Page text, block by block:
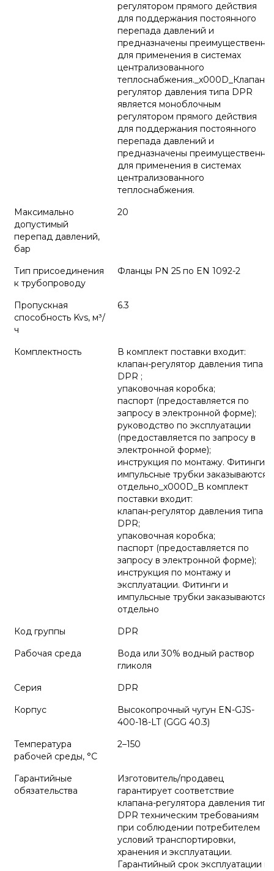
регулятором прямого действия
для поддержания постоянного
перепада давлений и
предназначены преимущественно
для применения в системах
централизованного
теплоснабжения._x000D_Клапан-
регулятор давления типа DPR
является моноблочным
регулятором прямого действия
для поддержания постоянного
перепада давлений и
предназначены преимущественно
для применения в системах
централизованного
теплоснабжения.
Максимально
допустимый
перепад давлений,
бар
20
Тип присоединения
к трубопроводу
Фланцы РN 25 по EN 1092-2
Пропускная
способность Kvs, м³/
ч
6.3
Комплектность
В комплект поставки входит:
клапан-регулятор давления типа
DPR ;
упаковочная коробка;
паспорт (предоставляется по
запросу в электронной форме);
руководство по эксплуатации
(предоставляется по запросу в
электронной форме);
инструкция по монтажу. Фитинги и
импульсные трубки заказываются
отдельно_x000D_В комплект
поставки входит:
клапан-регулятор давления типа
DPR;
упаковочная коробка;
паспорт (предоставляется по
запросу в электронной форме);
инструкция по монтажу и
эксплуатации. Фитинги и
импульсные трубки заказываются
отдельно
Код группы
DPR
Рабочая среда
Вода или 30% водный раствор
гликоля
Серия
DPR
Корпус
Высокопрочный чугун EN-GJS-
400-18-LT (GGG 40.3)
Температура
рабочей среды, °С
2–150
Гарантийные
обязательства
Изготовитель/продавец
гарантирует соответствие
клапана-регулятора давления типа
DPR техническим требованиям
при соблюдении потребителем
условий транспортировки,
хранения и эксплуатации.
Гарантийный срок эксплуатации и